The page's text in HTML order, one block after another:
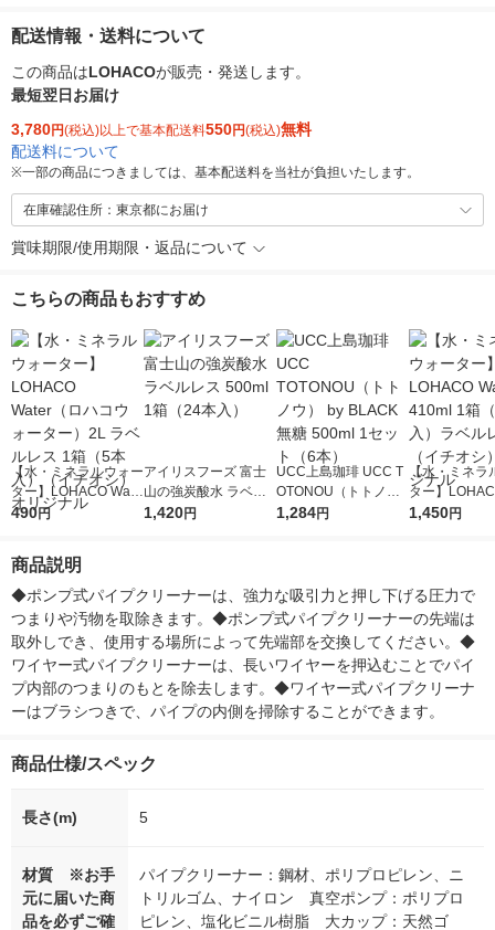
配送情報・送料について
この商品はLOHACOが販売・発送します。
最短翌日お届け
3,780円(税込)以上で基本配送料550円(税込)無料
配送料について
※一部の商品につきましては、基本配送料を当社が負担いたします。
在庫確認住所：東京都にお届け
賞味期限/使用期限・返品について
こちらの商品もおすすめ
【水・ミネラルウォー
ター】LOHACO Wate
r（ロハコウォータ
シ） オリジナル
490円
アイリスフーズ 富士
山の強炭酸水 ラベル
レス 500ml 1箱（24
1,420円
UCC上島珈琲 UCC T
OTONOU（トトノ
ウ） by BLACK無糖 5
1,284円
【水・ミネラ
ター】
r 410ml 1箱（
1,450円
商品説明
◆ポンプ式パイプクリーナーは、強力な吸引力と押し下げる圧力で
つまりや汚物を取除きます。◆ポンプ式パイプクリーナーの先端は
取外しでき、使用する場所によって先端部を交換してください。◆
ワイヤー式パイプクリーナーは、長いワイヤーを押込むことでパイ
プ内部のつまりのもとを除去します。◆ワイヤー式パイプクリーナ
ーはブラシつきで、パイプの内側を掃除することができます。
商品仕様/スペック
長さ(m) 5
材質 ※お手
元に届いた商
品を必ずご確
パイプクリーナー：鋼材、ポリプロピレン、ニ
トリルゴム、ナイロン 真空ポンプ：ポリプロ
ピレン、塩化ビニル樹脂 大カップ：天然ゴ